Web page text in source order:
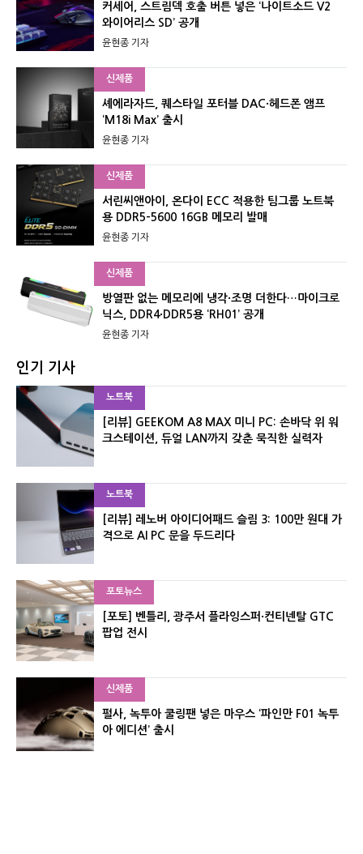
커세어, 스트림덱 호출 버튼 넣은 ‘나이트소드 V2
와이어리스 SD’ 공개
윤현종 기자
신제품
셰에라자드, 퀘스타일 포터블 DAC·헤드폰 앰프
‘M18i Max’ 출시
윤현종 기자
신제품
서린씨앤아이, 온다이 ECC 적용한 팀그룹 노트북
용 DDR5-5600 16GB 메모리 발매
윤현종 기자
신제품
방열판 없는 메모리에 냉각·조명 더한다…마이크로
닉스, DDR4·DDR5용 ‘RH01’ 공개
윤현종 기자
인기 기사
노트북
[리뷰] GEEKOM A8 MAX 미니 PC: 손바닥 위 워
크스테이션, 듀얼 LAN까지 갖춘 묵직한 실력자
노트북
[리뷰] 레노버 아이디어패드 슬림 3: 100만 원대 가
격으로 AI PC 문을 두드리다
포토뉴스
[포토] 벤틀리, 광주서 플라잉스퍼·컨티넨탈 GTC
팝업 전시
신제품
펄사, 녹투아 쿨링팬 넣은 마우스 ‘파인만 F01 녹투
아 에디션’ 출시